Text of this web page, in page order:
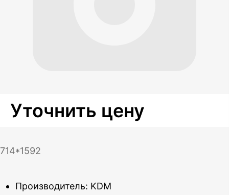
Уточнить цену
714*1592
Производитель: KDM